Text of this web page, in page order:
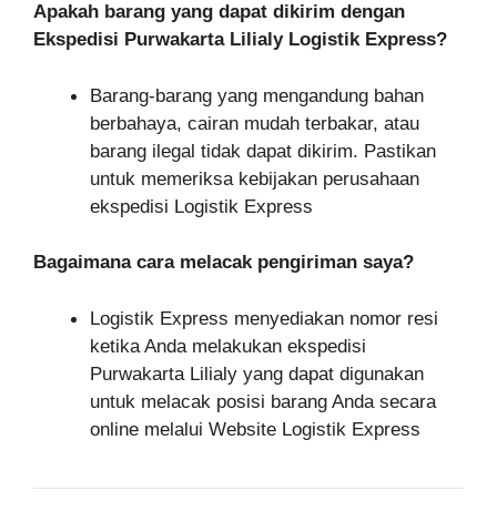
Apakah barang yang dapat dikirim dengan
Ekspedisi Purwakarta Lilialy Logistik Express?
Barang-barang yang mengandung bahan
berbahaya, cairan mudah terbakar, atau
barang ilegal tidak dapat dikirim. Pastikan
untuk memeriksa kebijakan perusahaan
ekspedisi Logistik Express
Bagaimana cara melacak pengiriman saya?
Logistik Express menyediakan nomor resi
ketika Anda melakukan ekspedisi
Purwakarta Lilialy yang dapat digunakan
untuk melacak posisi barang Anda secara
online melalui Website Logistik Express